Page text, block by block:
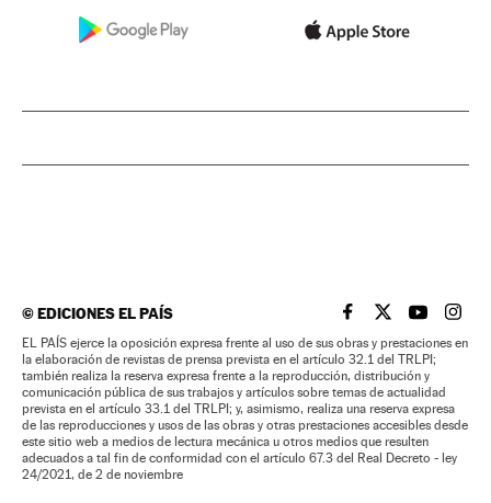
©EDICIONES EL PAÍS EL PAÍS BRASIL EN
EL PAÍSEL PAÍS
EL
EL PAÍS ejerce la oposición expresa frente al uso de sus obras y prestaciones en
la elaboración de revistas de prensa prevista en el artículo 32.1 del TRLPI;
también realiza la reserva expresa frente a la reproducción, distribución y
comunicación pública de sus trabajos y artículos sobre temas de actualidad
prevista en el artículo 33.1 del TRLPI; y, asimismo, realiza una reserva expresa
de las reproducciones y usos de las obras y otras prestaciones accesibles desde
este sitio web a medios de lectura mecánica u otros medios que resulten
adecuados a tal fin de conformidad con el artículo 67.3 del Real Decreto - ley
24/2021, de 2 de noviembre